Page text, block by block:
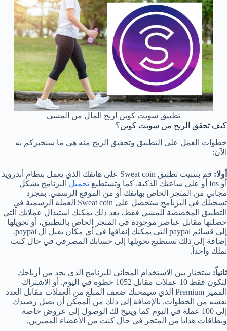
تطبيق سويت كوين اربح المال من المشي
كيف تحقق الربح من سويت كوين؟
خطوات العمل على التطبيق وتحقيق الربح منه هي ما سنخبركم به
الآن:
أولا:
قم بتثبيت تطبيق Sweat coin على هاتفك الذي يعمل بنظام أندرويد
أو Ios أو على ساعتك الذكية. كما وتستطيع
تحميل البرنامج بشكل
مجاني من المتجر الخاص بهاتفك أو من الموقع الرسمي. بمجرد
تسجيلك في البرنامج ستحصل على Sweat coin العملة الرسمية في
التطبيق المخصصة للمشي فقط، بعد ذلك يمكنك استبدال عملاتك التي
حصلتها مقابل عناصر موجودة في المتجر الخاص بالتطبيق، أو تحويلها
إلى قسائم paypal التي يمكنك إنفاقها في أي مكان يقبل ال paypal.
إضافة إلى ذلك تستطيع تحويلها إلى حسابك المصرفي في حال كنت
تملك واحداً.
ثانياً: ستختار بين الاستخدام المجاني للبرنامج الذي يحد من أرباحك
لتكون فقط 10 عملات مقابل 1052 خطوة في اليوم. أو الاشتراك
المميز Premium الذي سيمحنك ضعف المبلغ من العملات مقابل العدد
نفسه من الخطوات. بالإضافة إلى ذلك من الممكن أن يصل رصيدك
إلى 100 عملة في اليوم كما ويتيح لك الوصول إلى عروض خاصة
وبطاقات هدايا من المتجر في حال كنت من الأعضاء المميزين.